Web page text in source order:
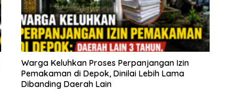
Warga Keluhkan Proses Perpanjangan Izin
Pemakaman di Depok, Dinilai Lebih Lama
Dibanding Daerah Lain